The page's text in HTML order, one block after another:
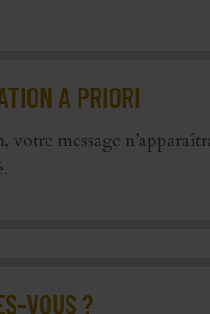
A PRIORI
votre message
VOUS ?